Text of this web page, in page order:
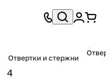
Отвертки и стержни
4